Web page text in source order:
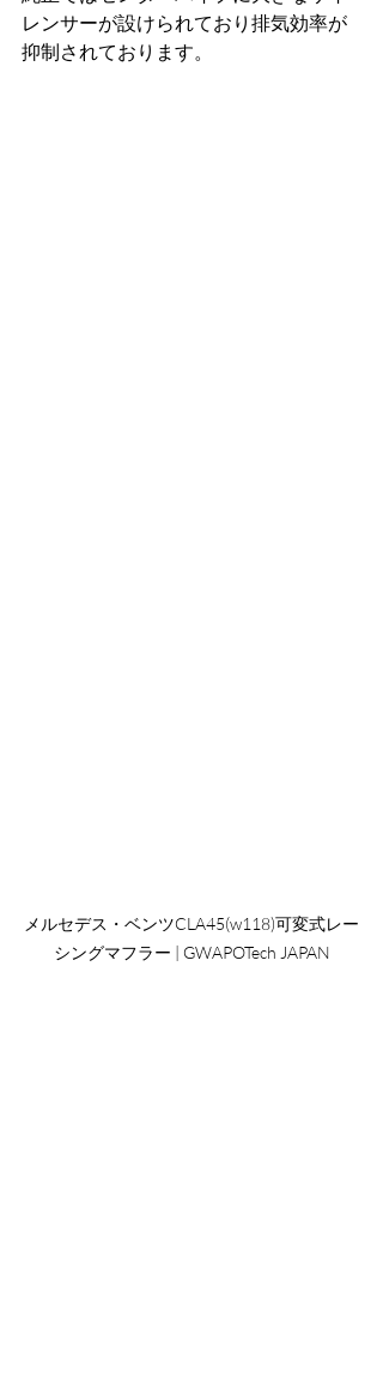
レンサーが設けられており排気効率が
抑制されております。
メルセデス・ベンツCLA45(w118)可変式レー
シングマフラー | GWAPOTech JAPAN